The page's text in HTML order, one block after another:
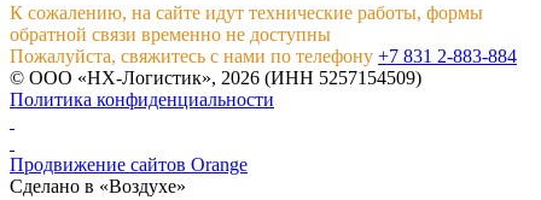
К сожалению, на сайте идут технические работы, формы
обратной связи временно не доступны
Пожалуйста, свяжитесь с нами по телефону +7 831 2-883-884
© ООО «НХ-Логистик», 2026 (ИНН 5257154509)
Политика конфиденциальности
Продвижение сайтов Orange
Сделано в «Воздухе»